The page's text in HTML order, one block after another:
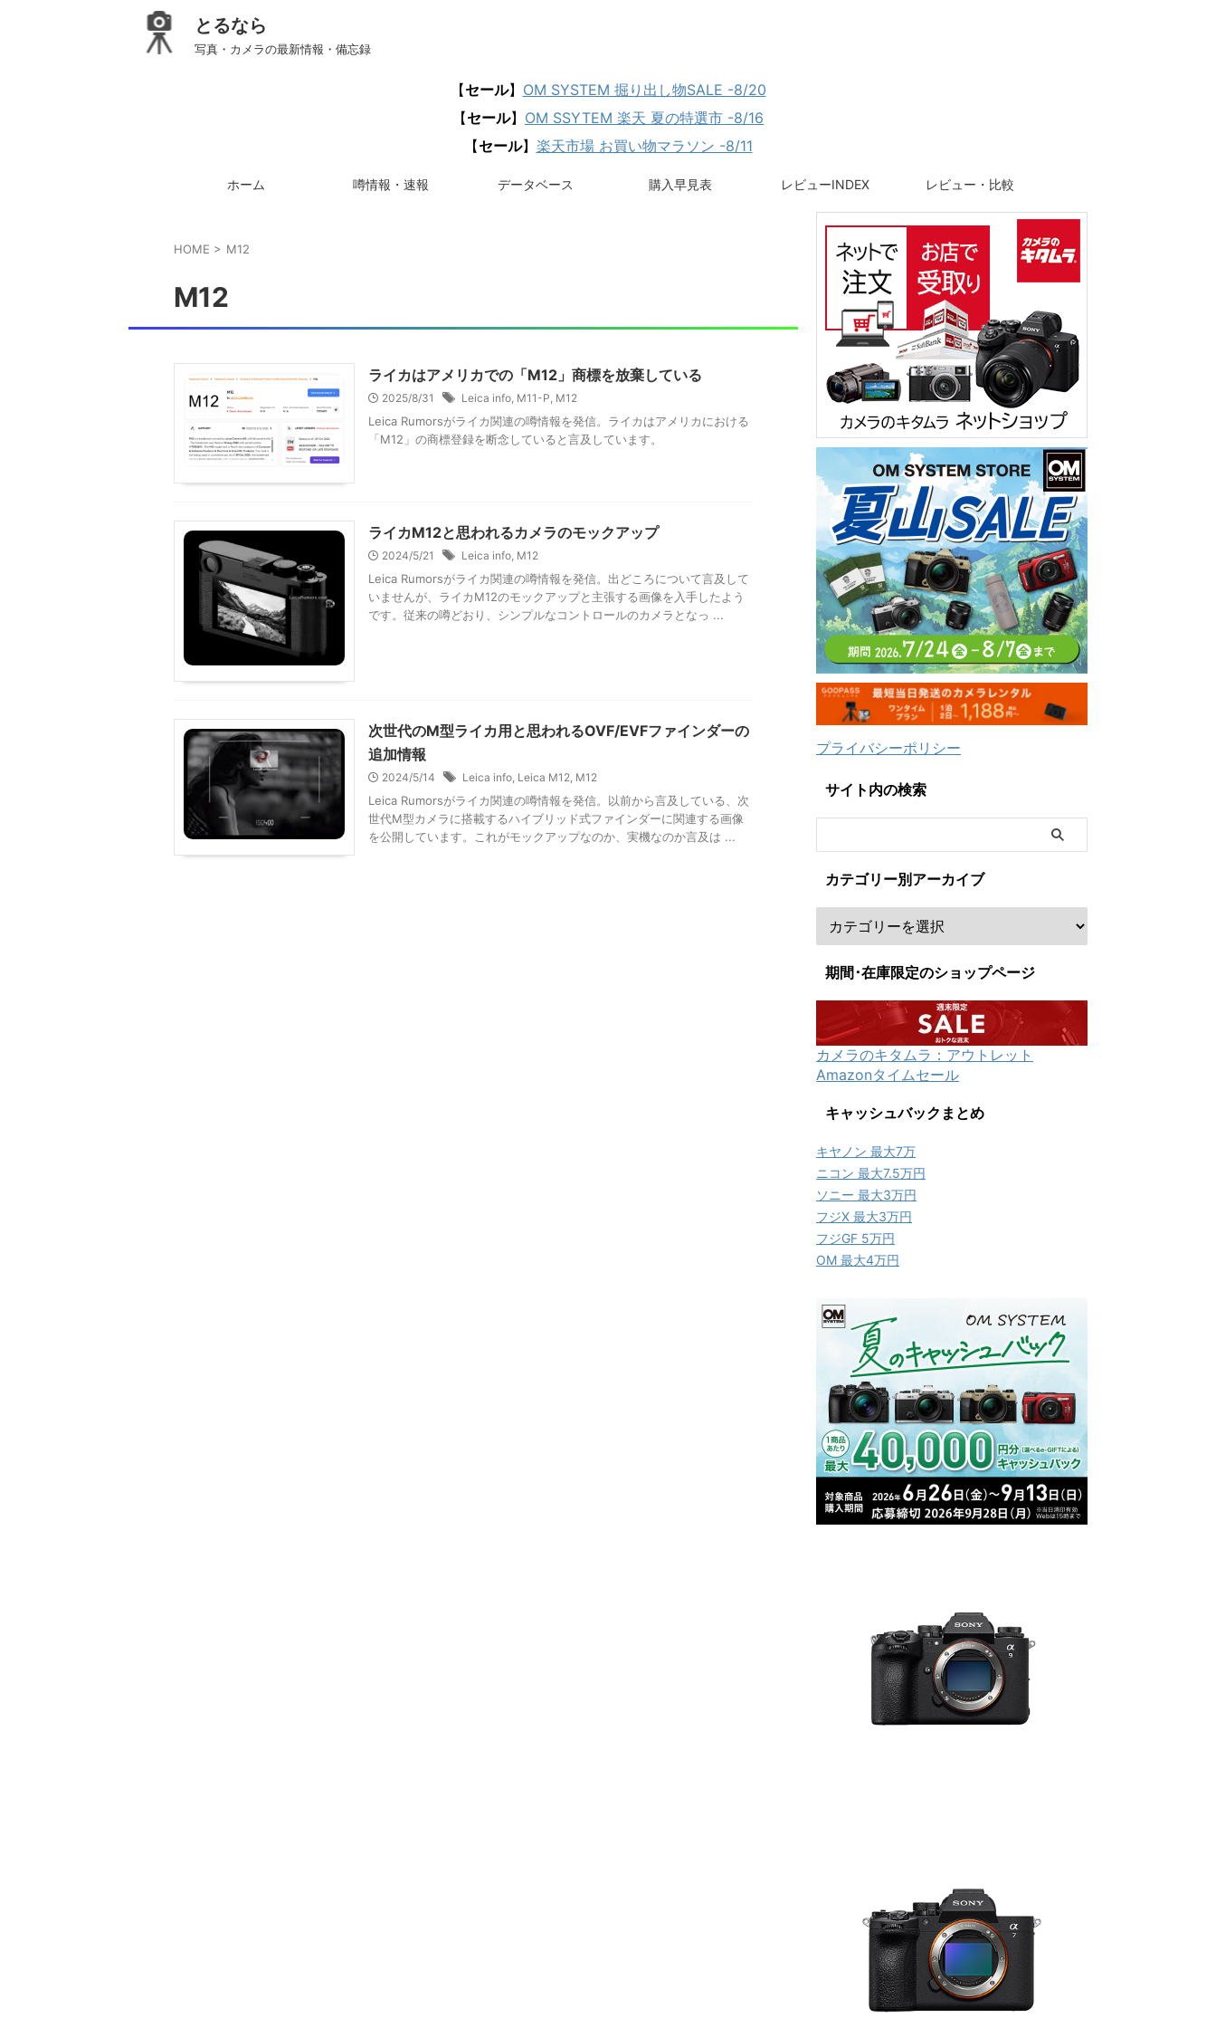
とるなら
写真・カメラの最新情報・備忘録
【セール】 OM SYSTEM 掘り出し物SALE -8/20
【セール】 OM SSYTEM 楽天 夏の特選市 -8/16
【セール】 楽天市場 お買い物マラソン -8/11
ホーム 噂情報・速報 データベース 購入早見表 レビューINDEX レビュー・比較
HOME > M12
M12
ライカはアメリカでの「M12」商標を放棄している
2025/8/31 Leica info, M11-P, M12
Leica Rumorsがライカ関連の噂情報を発信。ライカはアメリカにおける
「M12」の商標登録を断念していると言及しています。
ライカM12と思われるカメラのモックアップ
2024/5/21 Leica info M12
Leica Rumorsがライカ関連の噂情報を発信。出どころについて言及して
いませんが、ライカM12のモックアップと主張する画像を入手したよう
です。従来の噂どおり、シンプルなコントロールのカメラとなっ ...
次世代のM型ライカ用と思われるOVF/EVFファインダーの
追加情報
2024/5/14 Leica info Leica M12 M12
Leica Rumorsがライカ関連の噂情報を発信。以前から言及している、次
世代M型カメラに搭載するハイブリッド式ファインダーに関連する画像
を公開しています。これがモックアップなのか、実機なのか言及は ...
プライバシーポリシー
サイト内の検索
カテゴリー別アーカイブ
期間･在庫限定のショップページ
カメラのキタムラ：アウトレット
Amazonタイムセール
キャッシュバックまとめ
キヤノン 最大7万
ニコン 最大7.5万円
ソニー 最大3万円
フジX 最大3万円
フジGF 5万円
OM 最大4万円